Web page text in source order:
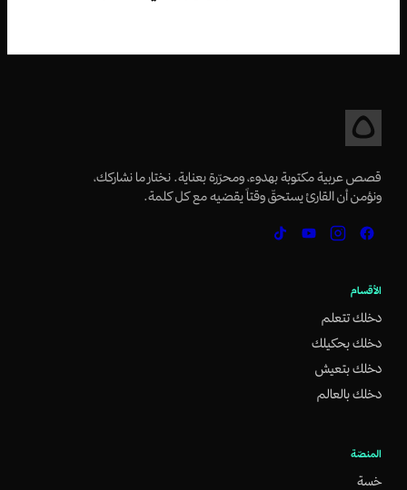
قصص عربية مكتوبة بهدوء، ومحرّرة بعناية. نختار ما نشاركك،
ونؤمن أن القارئ يستحقّ وقتاً يقضيه مع كل كلمة.
الأقسام
دخلك تتعلم
دخلك بحكيلك
دخلك بتعيش
دخلك بالعالم
المنصّة
خسة